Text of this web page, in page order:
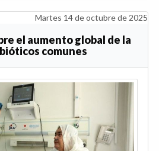
Martes 14 de octubre de 2025
el aumento global de la
comunes